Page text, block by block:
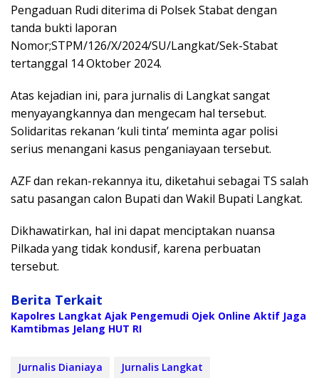
Pengaduan Rudi diterima di Polsek Stabat dengan
tanda bukti laporan
Nomor;STPM/126/X/2024/SU/Langkat/Sek-Stabat
tertanggal 14 Oktober 2024.
Atas kejadian ini, para jurnalis di Langkat sangat
menyayangkannya dan mengecam hal tersebut.
Solidaritas rekanan ‘kuli tinta’ meminta agar polisi
serius menangani kasus penganiayaan tersebut.
AZF dan rekan-rekannya itu, diketahui sebagai TS salah
satu pasangan calon Bupati dan Wakil Bupati Langkat.
Dikhawatirkan, hal ini dapat menciptakan nuansa
Pilkada yang tidak kondusif, karena perbuatan
tersebut.
Berita Terkait
Kapolres Langkat Ajak Pengemudi Ojek Online Aktif Jaga
Kamtibmas Jelang HUT RI
Jurnalis Dianiaya Jurnalis Langkat